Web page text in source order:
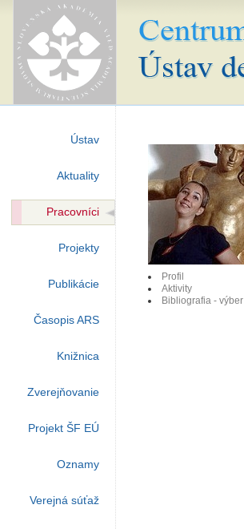
Ústav
Aktuality
Pracovníci
Projekty
Publikácie
Časopis ARS
Knižnica
Zverejňovanie
Projekt ŠF EÚ
Oznamy
Verejná súťaž
Profil
Aktivity
Bibliografia - výber